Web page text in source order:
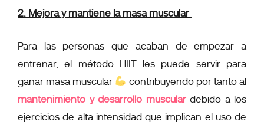
2. Mejora y mantiene la masa muscular
Para las personas que acaban de empezar a
entrenar, el método HIIT les puede servir para
ganar masa muscular
contribuyendo por tanto al
mantenimiento y desarrollo musculardebido a los
ejercicios de alta intensidad que implican el uso de